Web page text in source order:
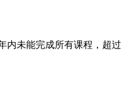
内未能完成所有课程，超过